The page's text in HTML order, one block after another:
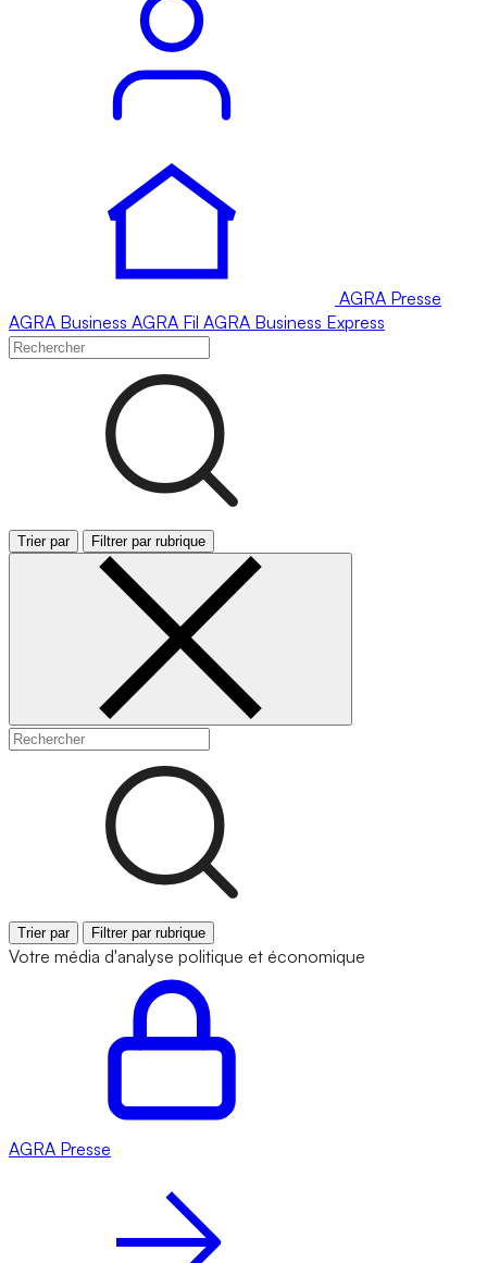
AGRA Presse
AGRA Business AGRA Fil AGRA Business Express
Trier par Filtrer par rubrique
Trier par Filtrer par rubrique
Votre média d'analyse politique et économique
AGRA Presse